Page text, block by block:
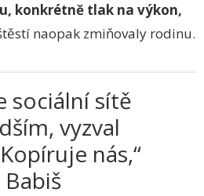
konkrétně tlak na výkon,
naopak zmiňovaly rodinu.
sociální sítě
vyzval
nás,“